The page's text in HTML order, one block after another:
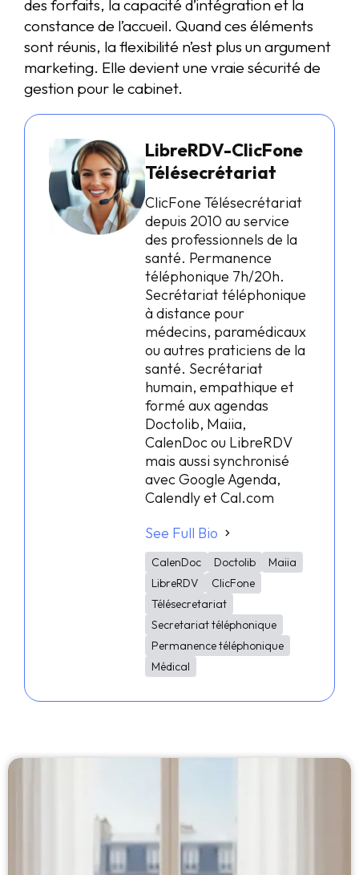
des forfaits, la capacité d’intégration et la
constance de l’accueil. Quand ces éléments
sont réunis, la flexibilité n’est plus un argument
marketing. Elle devient une vraie sécurité de
gestion pour le cabinet.
LibreRDV-ClicFone
Télésecrétariat
ClicFone Télésecrétariat
depuis 2010 au service
des professionnels de la
santé. Permanence
téléphonique 7h/20h.
Secrétariat téléphonique
à distance pour
médecins, paramédicaux
ou autres praticiens de la
santé. Secrétariat
humain, empathique et
formé aux agendas
Doctolib, Maiia,
CalenDoc ou LibreRDV
mais aussi synchronisé
avec Google Agenda,
Calendly et Cal.com
See Full Bio
CalenDoc Doctolib
Maiia
LibreRDV
ClicFone
Télésecretariat
Secretariat téléphonique
Permanence téléphonique
Médical